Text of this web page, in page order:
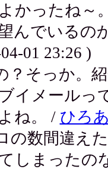
かったね～
んでいるの
01 23:26 )
？そっか。
イメールっ
ね。 / ひろ
の数間違え
しまったの